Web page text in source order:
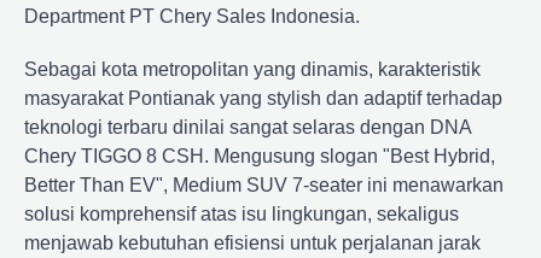
Department PT Chery Sales Indonesia.
Sebagai kota metropolitan yang dinamis, karakteristik
masyarakat Pontianak yang stylish dan adaptif terhadap
teknologi terbaru dinilai sangat selaras dengan DNA
Chery TIGGO 8 CSH. Mengusung slogan "Best Hybrid,
Better Than EV", Medium SUV 7-seater ini menawarkan
solusi komprehensif atas isu lingkungan, sekaligus
menjawab kebutuhan efisiensi untuk perjalanan jarak